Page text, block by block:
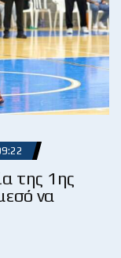
της 1ης
να